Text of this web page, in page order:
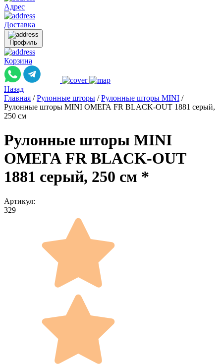
Адрес
Доставка
Профиль
Корзина
Назад
Главная / Рулонные шторы / Рулонные шторы MINI /
Рулонные шторы MINI ОМЕГА FR BLACK-OUT 1881 серый,
250 см
Рулонные шторы MINI
ОМЕГА FR BLACK-OUT
1881 серый, 250 см *
Артикул:
329